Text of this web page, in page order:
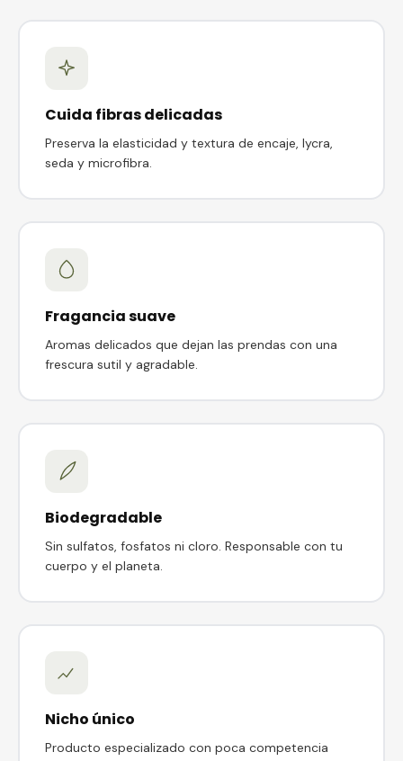
Cuida fibras delicadas
Preserva la elasticidad y textura de encaje, lycra,
seda y microfibra.
Fragancia suave
Aromas delicados que dejan las prendas con una
frescura sutil y agradable.
Biodegradable
Sin sulfatos, fosfatos ni cloro. Responsable con tu
cuerpo y el planeta.
Nicho único
Producto especializado con poca competencia